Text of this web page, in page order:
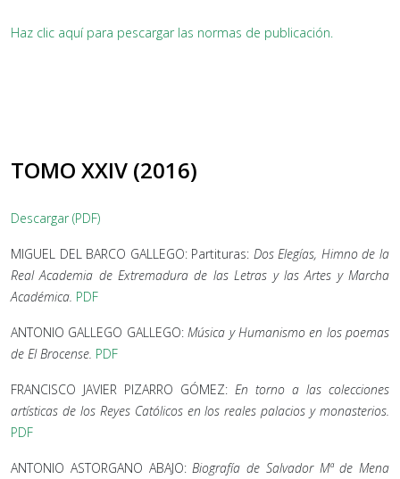
Haz clic aquí para pescargar las normas de publicación.
TOMO XXIV (2016)
Descargar (PDF)
MIGUEL DEL BARCO GALLEGO: Partituras: Dos Elegías, Himno de la
Real Academia de Extremadura de las Letras y las Artes y Marcha
Académica. PDF
ANTONIO GALLEGO GALLEGO: Música y Humanismo en los poemas
de El Brocense. PDF
FRANCISCO JAVIER PIZARRO GÓMEZ: En torno a las colecciones
artísticas de los Reyes Católicos en los reales palacios y monasterios.
PDF
ANTONIO ASTORGANO ABAJO: Biografía de Salvador Mª de Mena